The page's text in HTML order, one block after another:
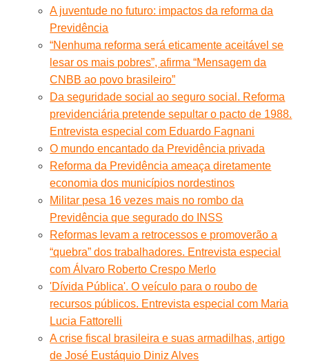
A juventude no futuro: impactos da reforma da
Previdência
“Nenhuma reforma será eticamente aceitável se
lesar os mais pobres”, afirma “Mensagem da
CNBB ao povo brasileiro”
Da seguridade social ao seguro social. Reforma
previdenciária pretende sepultar o pacto de 1988.
Entrevista especial com Eduardo Fagnani
O mundo encantado da Previdência privada
Reforma da Previdência ameaça diretamente
economia dos municípios nordestinos
Militar pesa 16 vezes mais no rombo da
Previdência que segurado do INSS
Reformas levam a retrocessos e promoverão a
“quebra” dos trabalhadores. Entrevista especial
com Álvaro Roberto Crespo Merlo
'Dívida Pública'. O veículo para o roubo de
recursos públicos. Entrevista especial com Maria
Lucia Fattorelli
A crise fiscal brasileira e suas armadilhas, artigo
de José Eustáquio Diniz Alves